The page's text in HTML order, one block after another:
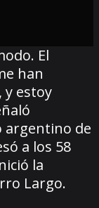
El
han
y estoy
argentino de
a los 58
la
Largo.